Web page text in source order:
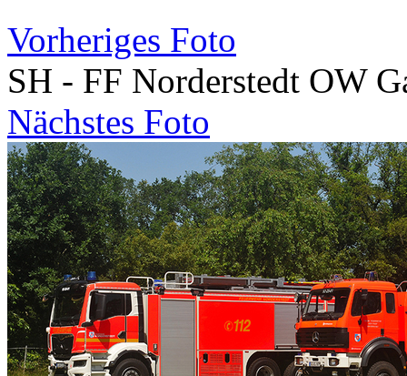
Vorheriges Foto
SH - FF Norderstedt OW
Nächstes Foto